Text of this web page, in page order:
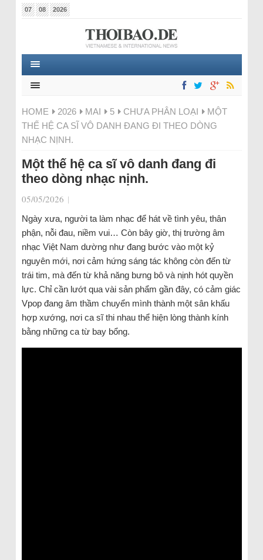
07 08 2026
HOME 2026 MAI 5 CHƯA PHÂN LOẠI
MỘT
THẾ HỆ CA SĨ VÔ DANH ĐANG ĐI THEO DÒNG
NHẠC NỊNH.
Một thế hệ ca sĩ vô danh đang đi
theo dòng nhạc nịnh.
05/05/2026 |
Ngày xưa, người ta làm nhạc để hát về tình yêu, thân
phận, nỗi đau, niềm vui… Còn bây giờ, thị trường âm
nhạc Việt Nam dường như đang bước vào một kỷ
nguyên mới, nơi cảm hứng sáng tác không còn đến từ
trái tim, mà đến từ khả năng bưng bô và nịnh hót quyền
lực. Chỉ cần lướt qua vài sản phẩm gần đây, có cảm giác
Vpop đang âm thầm chuyển mình thành một sân khấu
hợp xướng, nơi ca sĩ thi nhau thể hiện lòng thành kính
bằng những ca từ bay bổng.